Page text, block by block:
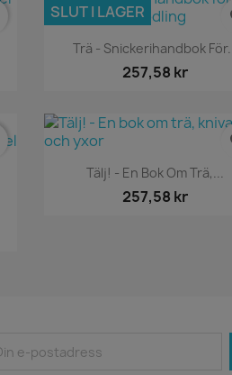
Snabbvy
Trä - Snickerihandbok För...
257,58 kr
SLUT I LAGER
Snabbvy
Tälj! - En Bok Om Trä,...
257,58 kr